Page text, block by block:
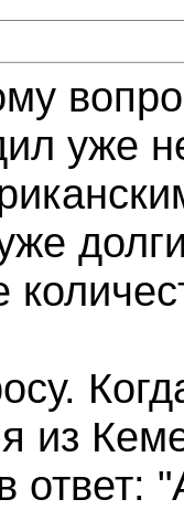
уже
из
ответ: